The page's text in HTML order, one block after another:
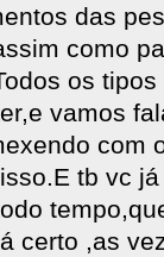
das
como
os
vamos
com
tb vc
certo ,as